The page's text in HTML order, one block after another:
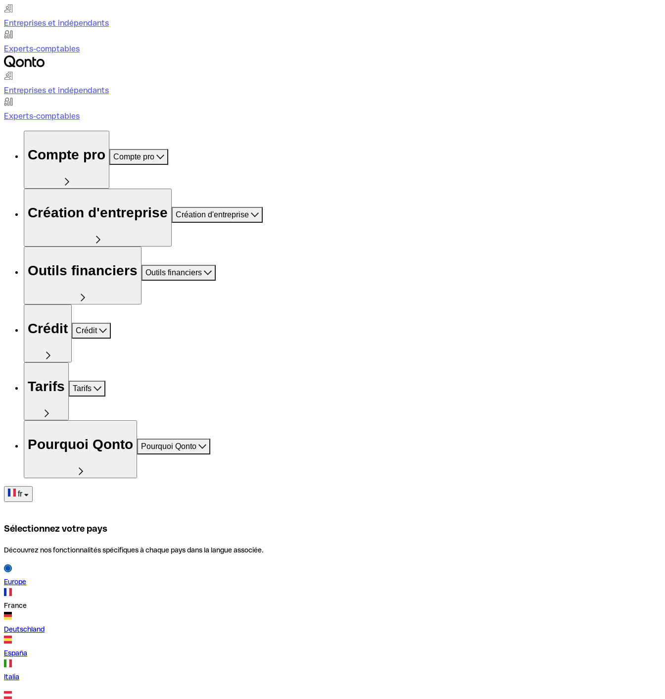
Entreprises et indépendants
Experts-comptables
Entreprises et indépendants
Experts-comptables
Compte pro Compte pro
Création d'entreprise Création d'entreprise
Outils financiers Outils financiers
Crédit Crédit
Tarifs Tarifs
Pourquoi Qonto Pourquoi Qonto
fr
Sélectionnez votre pays
Découvrez nos fonctionnalités spécifiques à chaque pays dans la langue associée.
Europe
France
Deutschland
España
Italia